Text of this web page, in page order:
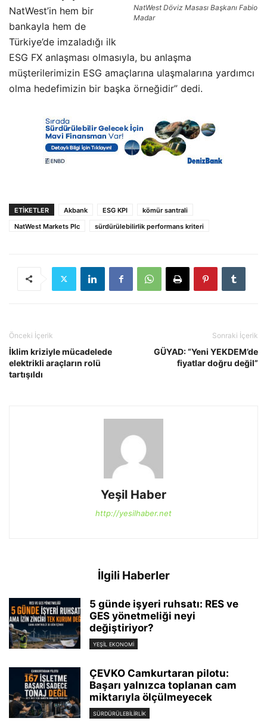
NatWest Döviz Masası Başkanı Fabio
Madar
NatWest’in hem bir
bankayla hem de
Türkiye’de imzaladığı ilk
ESG FX anlaşması olmasıyla, bu anlaşma
müşterilerimizin ESG amaçlarına ulaşmalarına yardımcı
olma hedefimizin bir başka örneğidir” dedi.
ETIKETLER Akbank ESG KPI
kömür santrali
NatWest Markets Plc
sürdürülebilirlik performans kriteri
Önceki İçerik
İklim kriziyle mücadelede
elektrikli araçların rolü
tartışıldı
Sonraki İçerik
GÜYAD: “Yeni YEKDEM’de
fiyatlar doğru değil”
Yeşil Haber
http://yesilhaber.net
İlgili Haberler
5 günde işyeri ruhsatı: RES ve
GES yönetmeliği neyi
değiştiriyor?
YEŞIL EKONOMI
ÇEVKO Camkurtaran pilotu:
Başarı yalnızca toplanan cam
miktarıyla ölçülmeyecek
SÜRDÜRÜLEBILIRLIK